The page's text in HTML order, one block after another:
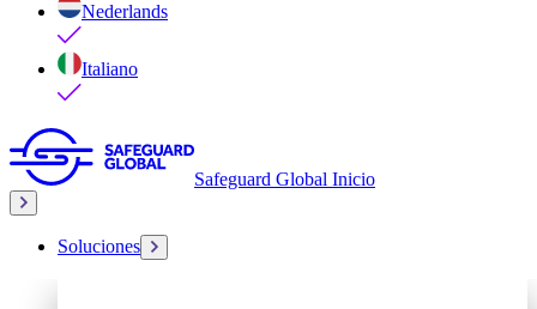
Nederlands
Italiano
Safeguard Global Inicio
Soluciones